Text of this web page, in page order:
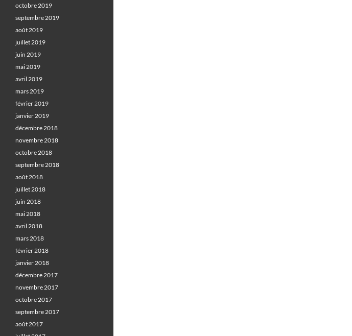
octobre 2019
septembre 2019
août 2019
juillet 2019
juin 2019
mai 2019
avril 2019
mars 2019
février 2019
janvier 2019
décembre 2018
novembre 2018
octobre 2018
septembre 2018
août 2018
juillet 2018
juin 2018
mai 2018
avril 2018
mars 2018
février 2018
janvier 2018
décembre 2017
novembre 2017
octobre 2017
septembre 2017
août 2017